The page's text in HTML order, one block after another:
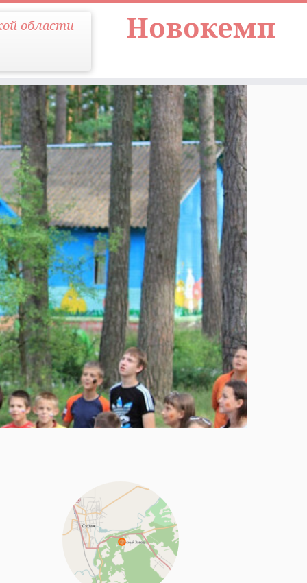
Новокемп
области